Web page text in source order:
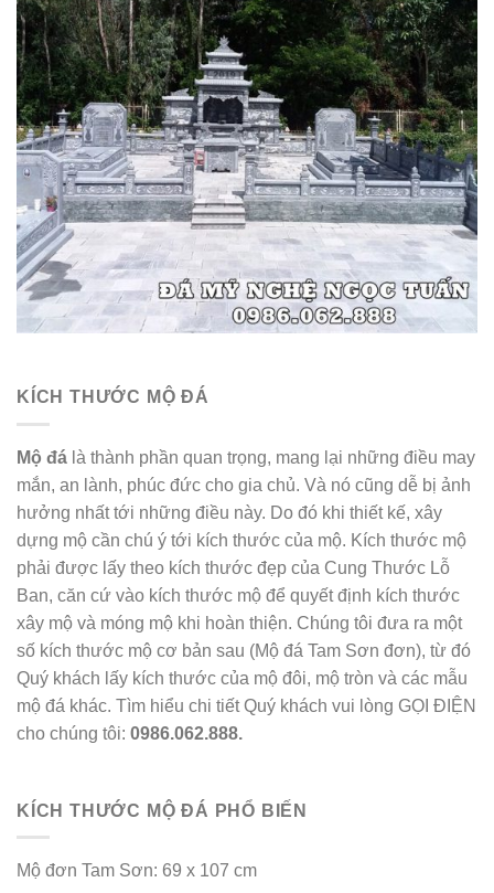
KÍCH THƯỚC MỘ ĐÁ
Mộ đá là thành phần quan trọng, mang lại những điều may
mắn, an lành, phúc đức cho gia chủ. Và nó cũng dễ bị ảnh
hưởng nhất tới những điều này. Do đó khi thiết kế, xây
dựng mộ cần chú ý tới kích thước của mộ. Kích thước mộ
phải được lấy theo kích thước đẹp của Cung Thước Lỗ
Ban, căn cứ vào kích thước mộ để quyết định kích thước
xây mộ và móng mộ khi hoàn thiện. Chúng tôi đưa ra một
số kích thước mộ cơ bản sau (Mộ đá Tam Sơn đơn), từ đó
Quý khách lấy kích thước của mộ đôi, mộ tròn và các mẫu
mộ đá khác. Tìm hiểu chi tiết Quý khách vui lòng GỌI ĐIỆN
cho chúng tôi: 0986.062.888.
KÍCH THƯỚC MỘ ĐÁ PHỔ BIẾN
Mộ đơn Tam Sơn: 69 x 107 cm